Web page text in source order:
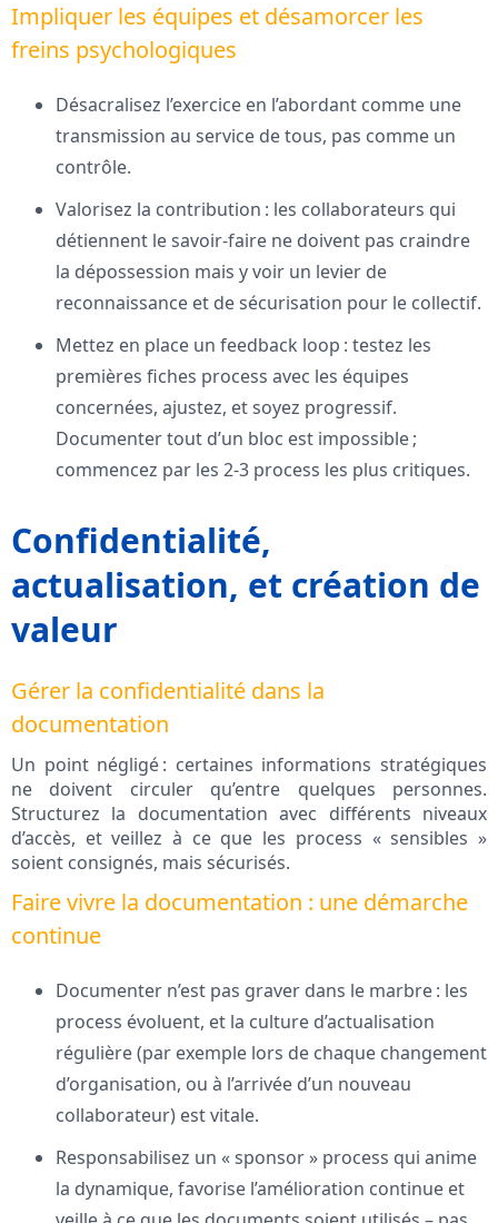
Impliquer les équipes et désamorcer les
freins psychologiques
Désacralisez l’exercice en l’abordant comme une
transmission au service de tous, pas comme un
contrôle.
Valorisez la contribution : les collaborateurs qui
détiennent le savoir-faire ne doivent pas craindre
la dépossession mais y voir un levier de
reconnaissance et de sécurisation pour le collectif.
Mettez en place un feedback loop : testez les
premières fiches process avec les équipes
concernées, ajustez, et soyez progressif.
Documenter tout d’un bloc est impossible ;
commencez par les 2-3 process les plus critiques.
Confidentialité,
actualisation, et création de
valeur
Gérer la confidentialité dans la
documentation
Un point négligé : certaines informations stratégiques
ne doivent circuler qu’entre quelques personnes.
Structurez la documentation avec différents niveaux
d’accès, et veillez à ce que les process « sensibles »
soient consignés, mais sécurisés.
Faire vivre la documentation : une démarche
continue
Documenter n’est pas graver dans le marbre : les
process évoluent, et la culture d’actualisation
régulière (par exemple lors de chaque changement
d’organisation, ou à l’arrivée d’un nouveau
collaborateur) est vitale.
Responsabilisez un « sponsor » process qui anime
la dynamique, favorise l’amélioration continue et